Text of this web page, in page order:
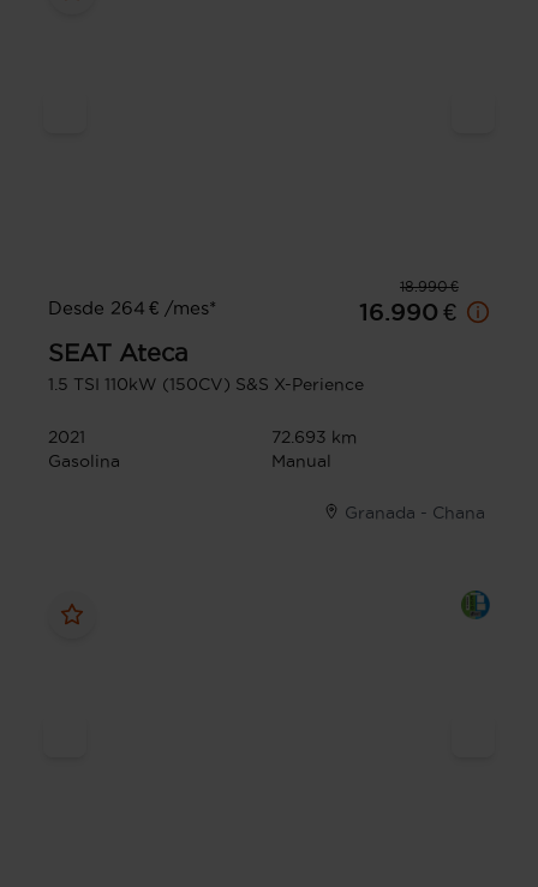
18.990 €
Desde 264 € /mes*
16.990 €
SEAT Ateca
1.5 TSI 110kW (150CV) S&S X-Perience
2021
72.693 km
Gasolina
Manual
Granada - Chana